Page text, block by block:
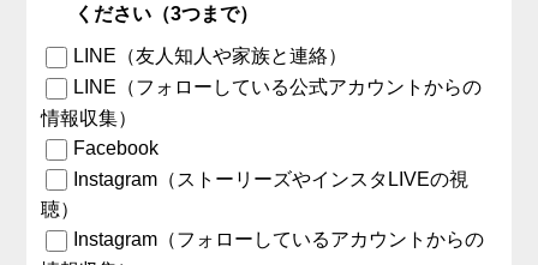
ください（3つまで）
LINE（友人知人や家族と連絡）
LINE（フォローしている公式アカウントからの
情報収集）
Facebook
Instagram（ストーリーズやインスタLIVEの視
聴）
Instagram（フォローしているアカウントからの